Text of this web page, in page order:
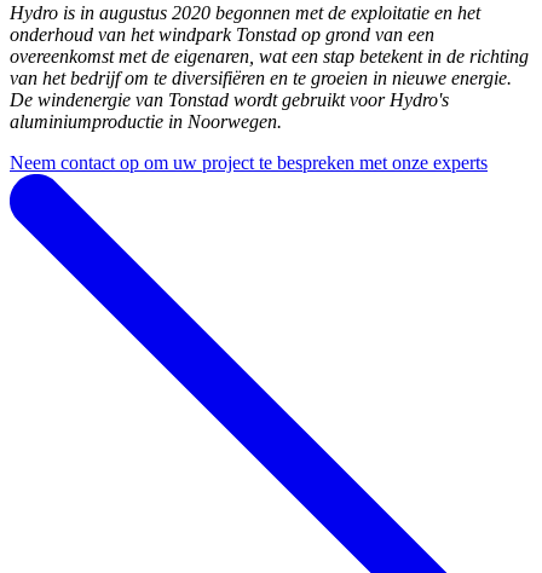
Hydro is in augustus 2020 begonnen met de exploitatie en het
onderhoud van het windpark Tonstad op grond van een
overeenkomst met de eigenaren, wat een stap betekent in de richting
van het bedrijf om te diversifiëren en te groeien in nieuwe energie.
De windenergie van Tonstad wordt gebruikt voor Hydro's
aluminiumproductie in Noorwegen.
Neem contact op om uw project te bespreken met onze experts